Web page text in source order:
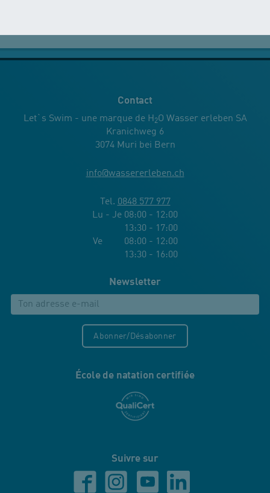
Contact
Let`s Swim - une marque de H2O Wasser erleben SA
Kranichweg 6
3074 Muri bei Bern
info@wassererleben.ch
Tel. 0848 577 977
Lu - Je 08:00 - 12:00
13:30 - 17:00
Ve 08:00 - 12:00
13:30 - 16:00
Newsletter
Abonner/Désabonner
École de natation certifiée
Suivre sur